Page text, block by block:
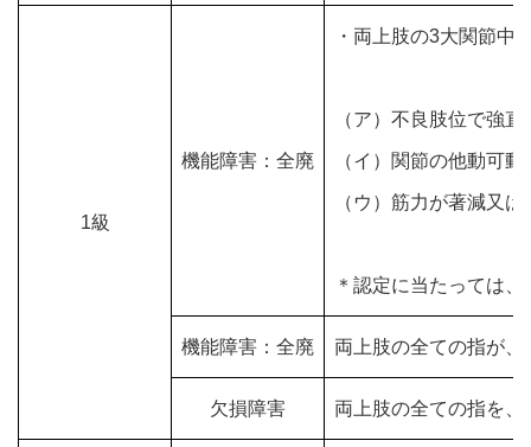
1級
機能障害：全廃
・両上肢の3大関節中
（ア）不良肢位で強
（イ）関節の他動可
（ウ）筋力が著減又
＊認定に当たっては
機能障害：全廃 両上肢の全ての指が
欠損障害 両上肢の全ての指を